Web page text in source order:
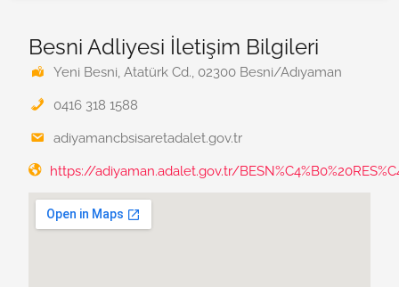
Besni Adliyesi İletişim Bilgileri
Yeni Besni, Atatürk Cd., 02300 Besni/Adıyaman
0416 318 1588
adiyamancbsisaretadalet.gov.tr
https://adiyaman.adalet.gov.tr/